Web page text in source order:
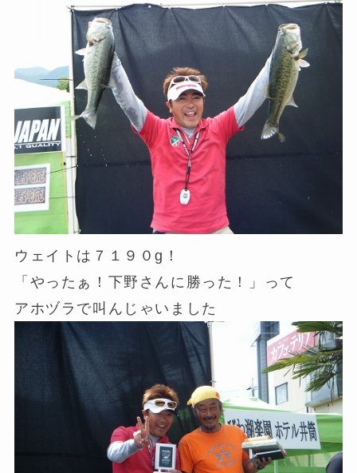
ウェイトは７１９０g！
「やったぁ！下野さんに勝った！」って
アホヅラで叫んじゃいました